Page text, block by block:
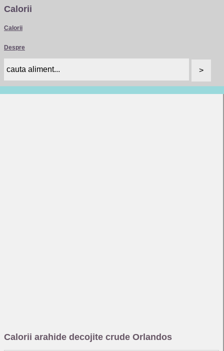
Calorii
Calorii
Despre
Calorii arahide decojite crude Orlandos